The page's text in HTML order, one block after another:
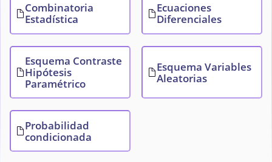
Combinatoria
Estadística
Ecuaciones
Diferenciales
Esquema Contraste
Hipótesis
Paramétrico
Esquema Variables
Aleatorias
Probabilidad
condicionada